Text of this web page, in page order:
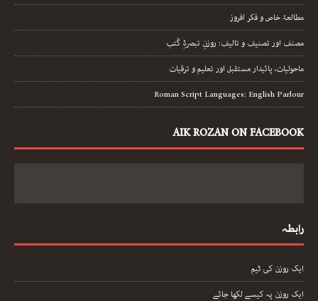
مطالعۂ خاص و فکر افروز
مصنف اور تصنیف و تالیف: روزنِ تبصرۂِ کُتب
ماحولیات، پائیدار مستقبل اور تعلیم و ترقیات
Roman Script Languages: English Parlour
AIK ROZAN ON FACEBOOK
رابطہ
ایک روزن کی ٹیم
ایک روزن پہ کیسے لکھا جائے